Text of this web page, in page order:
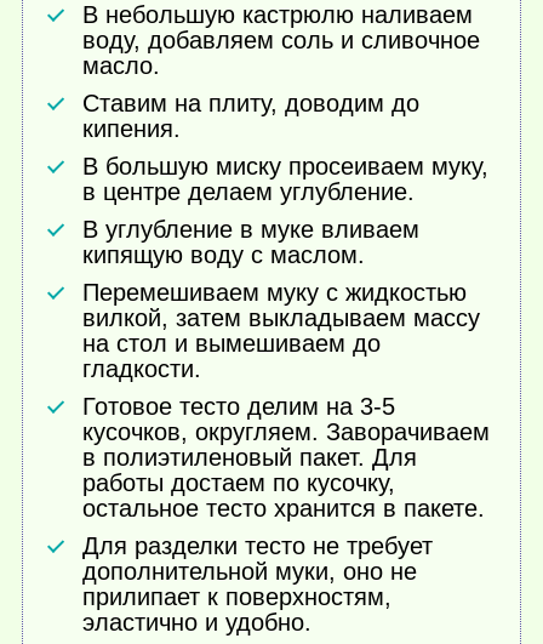
В небольшую кастрюлю наливаем
воду, добавляем соль и сливочное
масло.
Ставим на плиту, доводим до
кипения.
В большую миску просеиваем муку,
в центре делаем углубление.
В углубление в муке вливаем
кипящую воду с маслом.
Перемешиваем муку с жидкостью
вилкой, затем выкладываем массу
на стол и вымешиваем до
гладкости.
Готовое тесто делим на 3-5
кусочков, округляем. Заворачиваем
в полиэтиленовый пакет. Для
работы достаем по кусочку,
остальное тесто хранится в пакете.
Для разделки тесто не требует
дополнительной муки, оно не
прилипает к поверхностям,
эластично и удобно.